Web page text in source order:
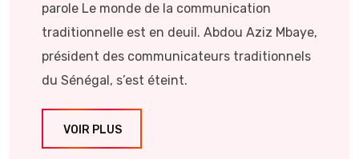
parole Le monde de la communication
traditionnelle est en deuil. Abdou Aziz Mbaye,
président des communicateurs traditionnels
du Sénégal, s’est éteint.
VOIR PLUS